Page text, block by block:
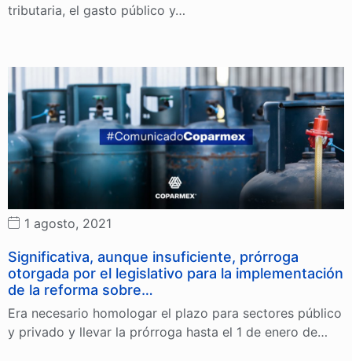
tributaria, el gasto público y…
1 agosto, 2021
Significativa, aunque insuficiente, prórroga
otorgada por el legislativo para la implementación
de la reforma sobre…
Era necesario homologar el plazo para sectores público
y privado y llevar la prórroga hasta el 1 de enero de…